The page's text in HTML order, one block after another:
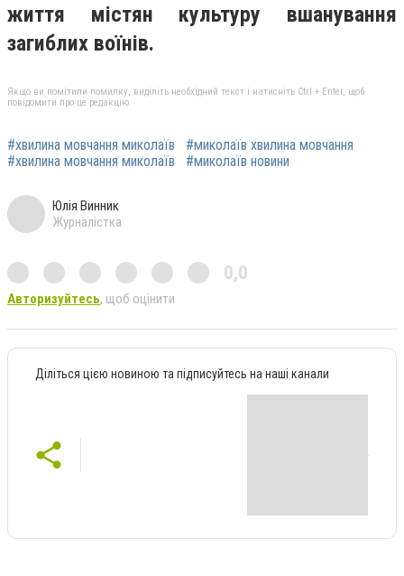
життя містян культуру вшанування
загиблих воїнів.
Якщо ви помітили помилку, виділіть необхідний текст і натисніть Ctrl + Enter, щоб
повідомити про це редакцію
#хвилина мовчання миколаїв
#миколаїв хвилина мовчання
#хвилина мовчання миколаїв
#миколаїв новини
Юлія Винник
Журналістка
0,0
Авторизуйтесь, щоб оцінити
Діліться цією новиною та підписуйтесь на наші канали